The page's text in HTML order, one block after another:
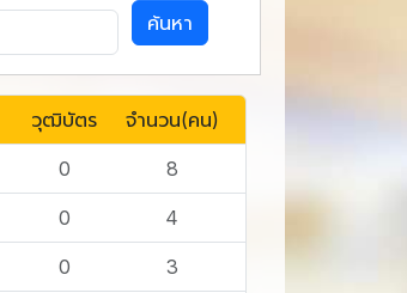
ค้นหา
วุฒิบัตร จำนวน(คน)
0 8
0 4
0 3